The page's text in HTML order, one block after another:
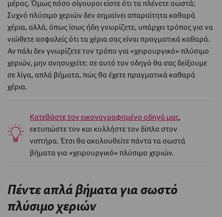
μέρας. Όμως πόσο σίγουροι είστε ότι τα πλένετε σωστά;
Συχνό πλύσιμο χεριών δεν σημαίνει απαραίτητα καθαρά
χέρια, αλλά, όπως ίσως ήδη γνωρίζετε, υπάρχει τρόπος για να
νιώθετε ασφαλείς ότι τα χέρια σας είναι πραγματικά καθαρά.
Αν πάλι δεν γνωρίζετε τον τρόπο για «χειρουργικό» πλύσιμο
χεριών, μην ανησυχείτε: σε αυτό τον οδηγό θα σας δείξουμε
σε λίγα, απλά βήματα, πώς θα έχετε πραγματικά καθαρά
χέρια.
Κατεβάστε τον εικονογραφημένο οδηγό μας,
εκτυπώστε τον και κολλήστε τον δίπλα στον
νιπτήρα. Έτσι θα ακολουθείτε πάντα τα σωστά
βήματα για «χειρουργικό» πλύσιμο χεριών.
Πέντε απλά βήματα για σωστό
πλύσιμο χεριών